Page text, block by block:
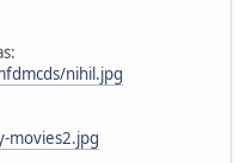
nihil.jpg
movies2.jpg